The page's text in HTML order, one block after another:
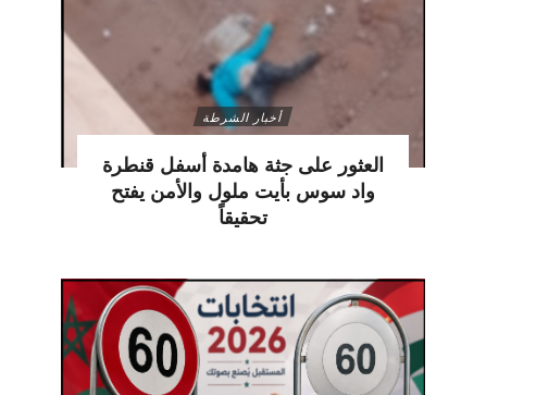
أخبار الشرطة
العثور على جثة هامدة أسفل قنطرة
واد سوس بأيت ملول والأمن يفتح
تحقيقاً